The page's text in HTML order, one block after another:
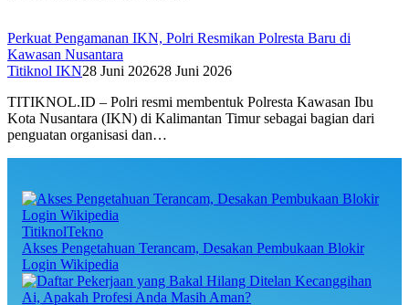
Perkuat Pengamanan IKN, Polri Resmikan Polresta Baru di
Kawasan Nusantara
Titiknol IKN28 Juni 202628 Juni 2026
TITIKNOL.ID – Polri resmi membentuk Polresta Kawasan Ibu
Kota Nusantara (IKN) di Kalimantan Timur sebagai bagian dari
penguatan organisasi dan…
TitiknolTekno
Akses Pengetahuan Terancam, Desakan Pembukaan Blokir
Login Wikipedia